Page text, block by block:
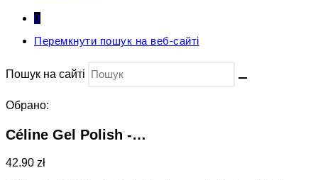
0
Перемкнути пошук на веб-сайті
Пошук на сайті
Обрано:
Céline Gel Polish -…
42.90 zł